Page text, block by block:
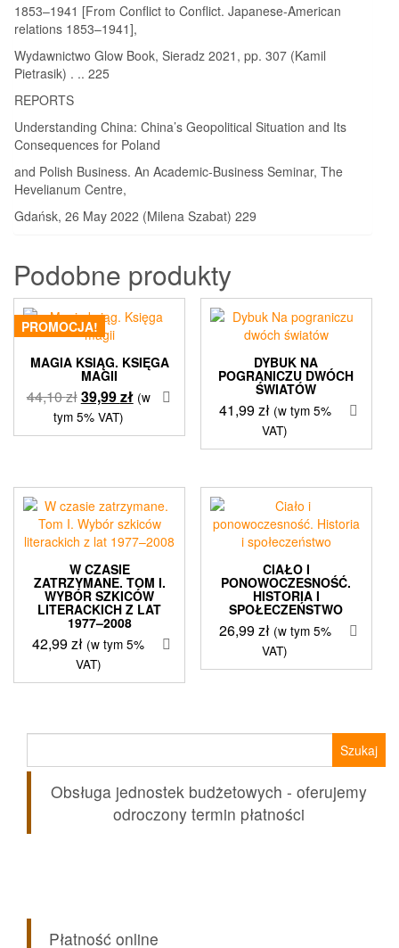
1853–1941 [From Conflict to Conflict. Japanese-American
relations 1853–1941],
Wydawnictwo Glow Book, Sieradz 2021, pp. 307 (Kamil
Pietrasik) . .. 225
REPORTS
Understanding China: China’s Geopolitical Situation and Its
Consequences for Poland
and Polish Business. An Academic-Business Seminar, The
Hevelianum Centre,
Gdańsk, 26 May 2022 (Milena Szabat) 229
Podobne produkty
PROMOCJA!
MAGIA KSIĄG. KSIĘGA
MAGII
44,10złPierwotna
cena
wynosiła:
39,99złAktualna
wynosi:
(w
tym 5% VAT)
DYBUK NA
POGRANICZU DWÓCH
ŚWIATÓW
41,99zł (w tym 5%
VAT)
W CZASIE
ZATRZYMANE. TOM I.
WYBÓR SZKICÓW
LITERACKICH Z LAT
1977–2008
42,99zł (w tym 5%
VAT)
CIAŁO I
PONOWOCZESNOŚĆ.
HISTORIA I
SPOŁECZEŃSTWO
26,99zł (w tym 5%
VAT)
Obsługa jednostek budżetowych - oferujemy
odroczony termin płatności
Płatność online